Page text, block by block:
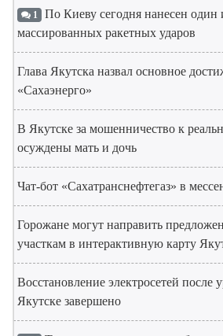
1 По Киеву сегодня нанесен один
массированных ракетных ударов
Глава Якутска назвал основное
«Сахаэнерго»
В Якутске за мошенничество к
осуждены мать и дочь
Чат-бот «Сахатранснефтегаз» в
Горожане могут направить
участкам в интерактивную карту
Восстановление электросетей после
Якутске завершено